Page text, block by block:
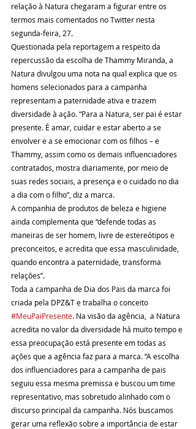
relação à Natura chegaram a figurar entre os
termos mais comentados no Twitter nesta
segunda-feira, 27.
Questionada pela reportagem a respeito da
repercussão da escolha de Thammy Miranda, a
Natura divulgou uma nota na qual explica que os
homens selecionados para a campanha
representam a paternidade ativa e trazem
diversidade à ação. “Para a Natura, ser pai é estar
presente. É amar, cuidar e estar aberto a se
envolver e a se emocionar com os filhos – e
Thammy, assim como os demais influenciadores
contratados, mostra diariamente, por meio de
suas redes sociais, a presença e o cuidado no dia
a dia com o filho”, diz a marca.
A companhia de produtos de beleza e higiene
ainda complementa que “defende todas as
maneiras de ser homem, livre de estereótipos e
preconceitos, e acredita que essa masculinidade,
quando encontra a paternidade, transforma
relações”.
Toda a campanha de Dia dos Pais da marca foi
criada pela DPZ&T e trabalha o conceito
#MeuPaiPresente. Na visão da agência,  a Natura
acredita no valor da diversidade há muito tempo e
essa preocupação está presente em todas as
ações que a agência faz para a marca. “A escolha
dos influenciadores para a campanha de pais
seguiu essa mesma premissa e buscou um time
representativo, mas sobretudo alinhado com o
discurso principal da campanha. Nós buscamos
gerar uma reflexão sobre a importância de estar